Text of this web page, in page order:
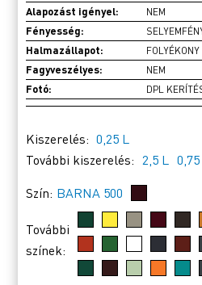
Alapozást igényel: NEM
Fényesség:
Halmazállapot: FOLYÉKONY
Fagyveszélyes: NEM
Fotó: DPL
Kiszerelés: 0,25 L
További kiszerelés: 2,5 L
Szín: BARNA 500
További
színek: